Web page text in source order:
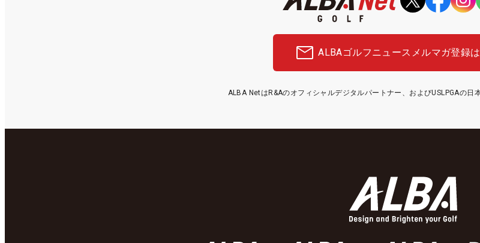
ALBAゴルフニュース メルマガ登録
ALBA NetはR&Aのオフィシャルデジタルパートナー、およびUSLPGAの日